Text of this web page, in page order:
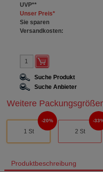
UVP**
Unser Preis*
Sie sparen
Versandkosten:
Suche Produkt
Suche Anbieter
Weitere
1 St
20%
2 St
Produktbeschreibung